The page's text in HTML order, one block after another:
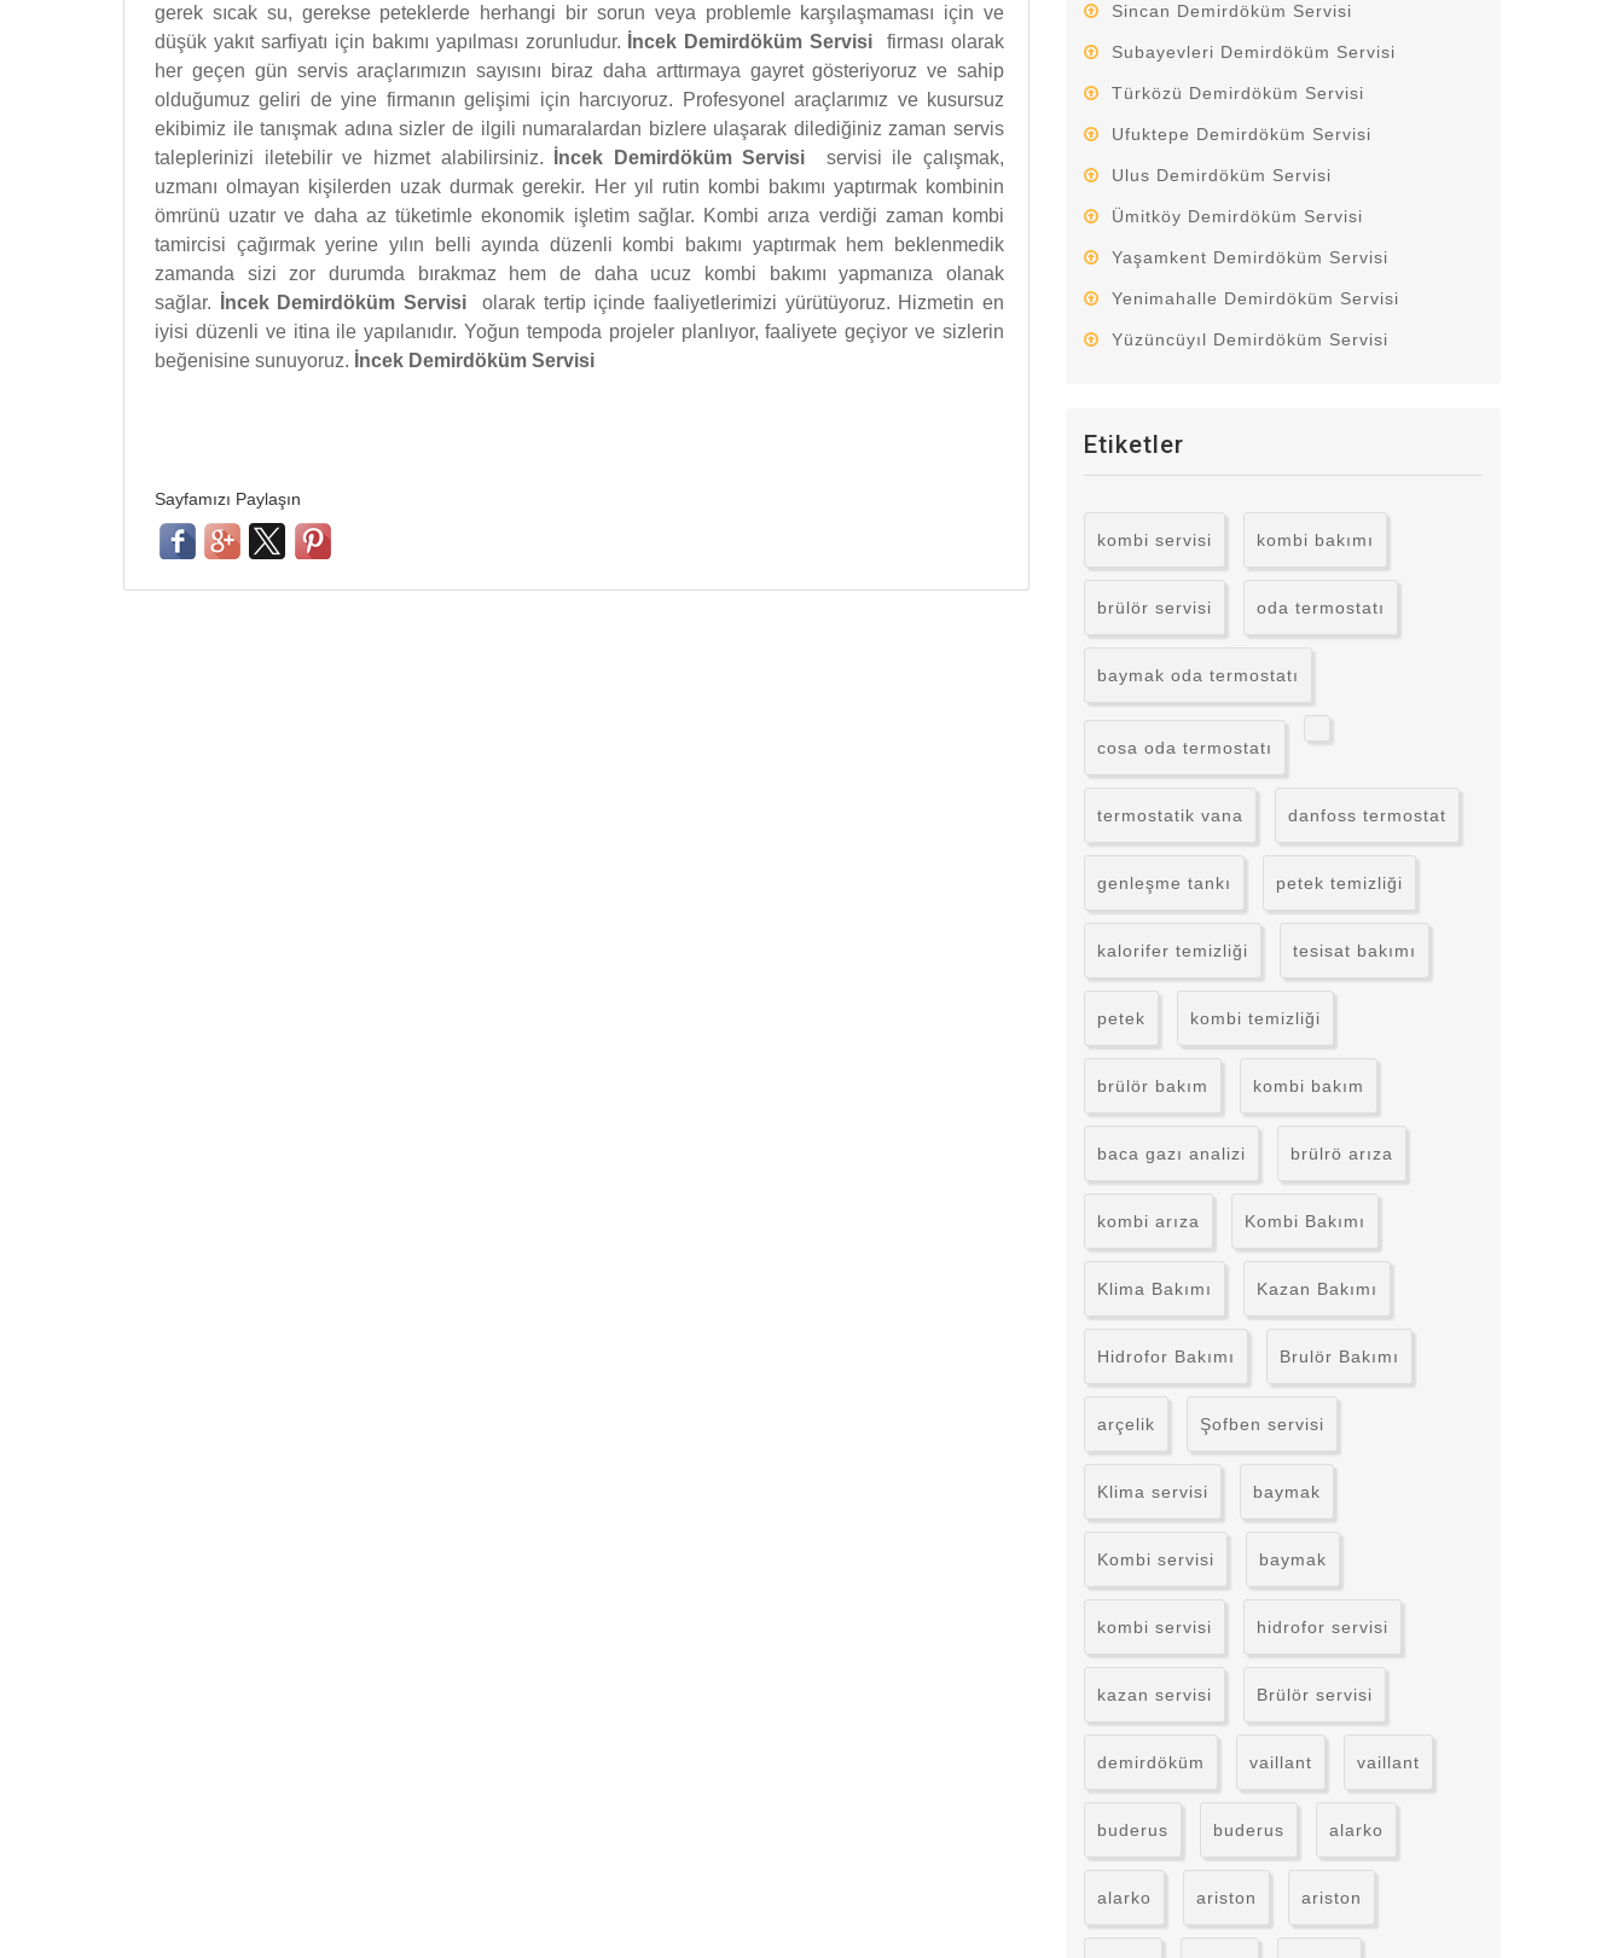
gerek sıcak su, gerekse peteklerde herhangi bir sorun veya problemle karşılaşmaması için ve
düşük yakıt sarfiyatı için bakımı yapılması zorunludur.
İncek Demirdöküm Servisifirması olarak
her geçen gün servis araçlarımızın sayısını biraz daha arttırmaya gayret gösteriyoruz ve sahip
olduğumuz geliri de yine firmanın gelişimi için harcıyoruz. Profesyonel araçlarımız ve kusursuz
ekibimiz ile tanışmak adına sizler de ilgili numaralardan bizlere ulaşarak dilediğiniz zaman servis
taleplerinizi iletebilir ve hizmet alabilirsiniz.
İncek Demirdöküm Servisi servisi ile çalışmak,
uzmanı olmayan kişilerden uzak durmak gerekir. Her yıl rutin kombi bakımı yaptırmak kombinin
ömrünü uzatır ve daha az tüketimle ekonomik işletim sağlar. Kombi arıza verdiği zaman kombi
tamircisi çağırmak yerine yılın belli ayında düzenli kombi bakımı yaptırmak hem beklenmedik
zamanda sizi zor durumda bırakmaz hem de daha ucuz kombi bakımı yapmanıza olanak
sağlar.
İncek Demirdöküm Servisiolarak tertip içinde faaliyetlerimizi yürütüyoruz. Hizmetin en
iyisi düzenli ve itina ile yapılanıdır. Yoğun tempoda projeler planlıyor, faaliyete geçiyor ve sizlerin
beğenisine sunuyoruz. İncek Demirdöküm Servisi
Sayfamızı Paylaşın
Sincan Demirdöküm Servisi
Subayevleri Demirdöküm Servisi
Türközü Demirdöküm Servisi
Ufuktepe Demirdöküm Servisi
Ulus Demirdöküm Servisi
Ümitköy Demirdöküm Servisi
Yaşamkent Demirdöküm Servisi
Yenimahalle Demirdöküm Servisi
Yüzüncüyıl Demirdöküm Servisi
Etiketler
kombi servisi kombi bakımı
brülör servisi oda termostatı
baymak oda termostatı
cosa oda termostatı
termostatik vana danfoss termostat
genleşme tankı petek temizliği
kalorifer temizliği tesisat bakımı
petek kombi temizliği
brülör bakım kombi bakım
baca gazı analizi brülrö arıza
kombi arıza Kombi Bakımı
Klima Bakımı Kazan Bakımı
Hidrofor Bakımı Brulör Bakımı
arçelik Şofben servisi
Klima servisi baymak
Kombi servisi baymak
kombi servisi hidrofor servisi
kazan servisi Brülör servisi
demirdöküm vaillant vaillant
buderus buderus alarko
alarko ariston ariston